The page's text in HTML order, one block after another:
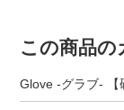
この商品の
Glove -グラブ- 【